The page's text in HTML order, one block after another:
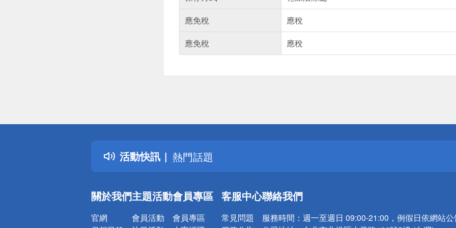
應免稅
應稅
應免稅
應稅
活動快訊
詐騙網頁！請小心！
得獎公告
熱門話題
銀行優惠
詐騙網頁！請小心！
關於我們
官網
主題活動
會員活動
會員專區
會員專區
客服中心
常見問題
聯絡我們
服務時間： 週一至週日 09:00-21:00，例假日依網站